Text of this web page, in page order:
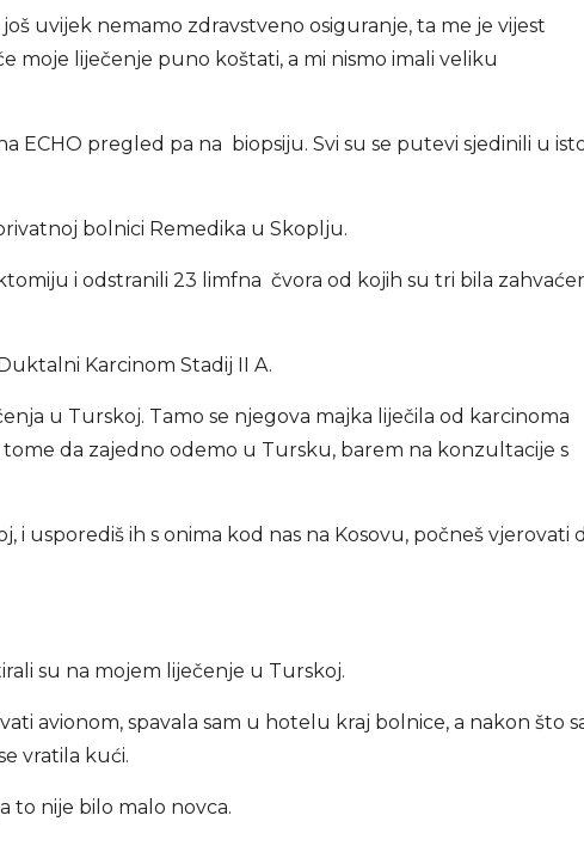
uvijek nemamo zdravstveno osiguranje, ta me je vijest
moje liječenje puno koštati, a mi nismo imali veliku
ECHO pregled pa na biopsiju. Svi su se putevi sjedinili u
bolnici Remedika u Skoplju.
i odstranili 23 limfna čvora od kojih su tri bila
Karcinom Stadij II A.
u Turskoj. Tamo se njegova majka liječila od karcinoma
da zajedno odemo u Tursku, barem na konzultacije s
i usporediš ih s onima kod nas na Kosovu, počneš vjerovati
su na mojem liječenje u Turskoj.
avionom, spavala sam u hotelu kraj bolnice, a nakon što
vratila kući.
to nije bilo malo novca.